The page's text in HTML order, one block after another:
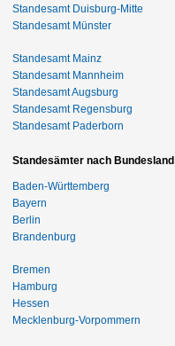
Standesamt Duisburg-Mitte
Standesamt Münster
Standesamt Mainz
Standesamt Mannheim
Standesamt Augsburg
Standesamt Regensburg
Standesamt Paderborn
Standesämter nach Bundesland
Baden-Württemberg
Bayern
Berlin
Brandenburg
Bremen
Hamburg
Hessen
Mecklenburg-Vorpommern